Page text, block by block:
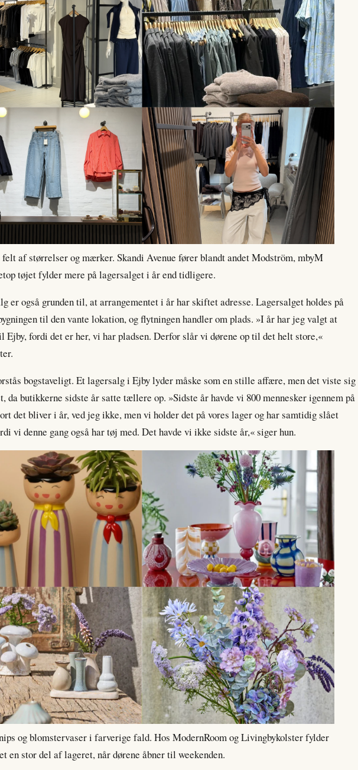
af størrelser og mærker. Skandi Avenue fører blandt andet Modström, mbyM
tøjet fylder mere på lagersalget i år end tidligere.
er også grunden til, at arrangementet i år har skiftet adresse. Lagersalget holdes på
til den vante lokation, og flytningen handler om plads. »I år har jeg valgt at
Ejby, fordi det er her, vi har pladsen. Derfor slår vi dørene op til det helt store,«
bogstaveligt. Et lagersalg i Ejby lyder måske som en stille affære, men det viste sig
da butikkerne sidste år satte tællere op. »Sidste år havde vi 800 mennesker igennem på
det bliver i år, ved jeg ikke, men vi holder det på vores lager og har samtidig slået
vi denne gang også har tøj med. Det havde vi ikke sidste år,« siger hun.
og blomstervaser i farverige fald. Hos ModernRoom og Livingbykolster fylder
en stor del af lageret, når dørene åbner til weekenden.